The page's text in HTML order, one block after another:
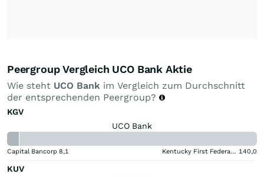
Peergroup Vergleich UCO Bank Aktie
Wie steht UCO Bank im Vergleich zum Durchschnitt
der entsprechenden Peergroup?
KGV
UCO Bank
Capital Bancorp 8,1 Kentucky First Federal Bancorp 140,0
KUV